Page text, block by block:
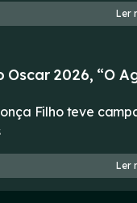
Ler
2026, “O
Filho teve
Ler